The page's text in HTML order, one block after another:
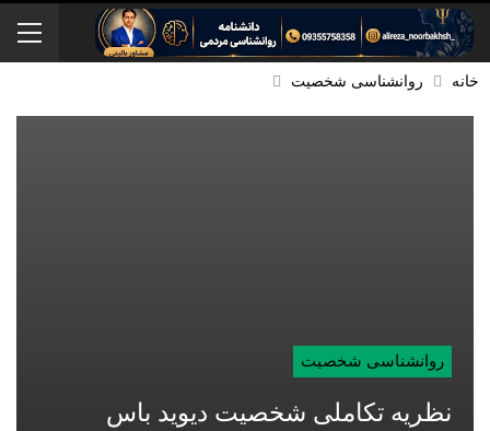
خانه روانشناسی شخصیت
روانشناسی شخصیت
نظریه تکاملی شخصیت دیوید باس